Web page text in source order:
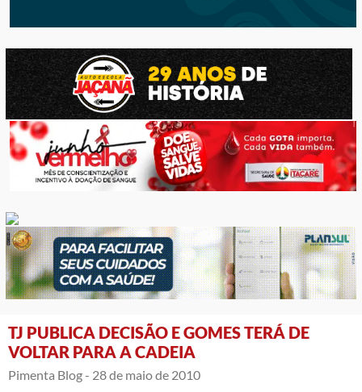
TJ PUBLICA DECISÃO E GOMES TERÁ DE
VOLTAR PARA A CADEIA
Pimenta Blog - 28 de maio de 2010